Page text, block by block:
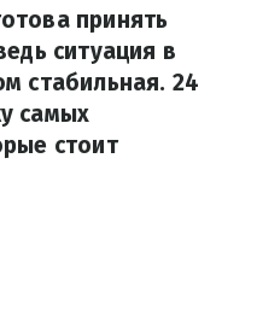
принять
ситуация в
стабильная. 24
самых
стоит